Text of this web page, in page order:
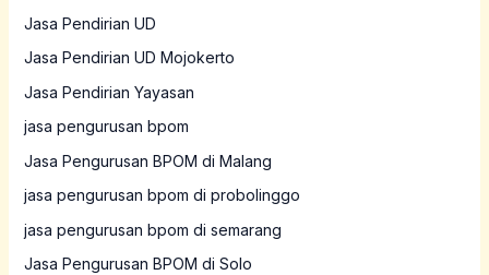
Jasa Pendirian UD
Jasa Pendirian UD Mojokerto
Jasa Pendirian Yayasan
jasa pengurusan bpom
Jasa Pengurusan BPOM di Malang
jasa pengurusan bpom di probolinggo
jasa pengurusan bpom di semarang
Jasa Pengurusan BPOM di Solo